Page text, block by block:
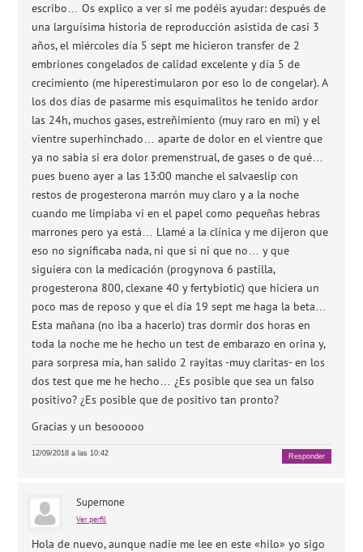
escribo… Os explico a ver si me podéis ayudar: después de
una larguísima historia de reproducción asistida de casi 3
años, el miércoles día 5 sept me hicieron transfer de 2
embriones congelados de calidad excelente y día 5 de
crecimiento (me hiperestimularon por eso lo de congelar). A
los dos días de pasarme mis esquimalitos he tenido ardor
las 24h, muchos gases, estreñimiento (muy raro en mi) y el
vientre superhinchado… aparte de dolor en el vientre que
ya no sabia si era dolor premenstrual, de gases o de qué…
pues bueno ayer a las 13:00 manche el salvaeslip con
restos de progesterona marrón muy claro y a la noche
cuando me limpiaba vi en el papel como pequeñas hebras
marrones pero ya está… Llamé a la clínica y me dijeron que
eso no significaba nada, ni que si ni que no… y que
siguiera con la medicación (progynova 6 pastilla,
progesterona 800, clexane 40 y fertybiotic) que hiciera un
poco mas de reposo y que el día 19 sept me haga la beta…
Esta mañana (no iba a hacerlo) tras dormir dos horas en
toda la noche me he hecho un test de embarazo en orina y,
para sorpresa mía, han salido 2 rayitas -muy claritas- en los
dos test que me he hecho… ¿Es posible que sea un falso
positivo? ¿Es posible que de positivo tan pronto?
Gracias y un besooooo
12/09/2018 a las 10:42 Responder
Supernone
Ver perfil
Hola de nuevo, aunque nadie me lee en este «hilo» yo sigo